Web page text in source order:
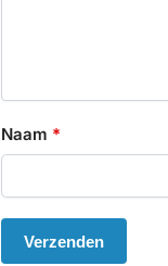
Naam *